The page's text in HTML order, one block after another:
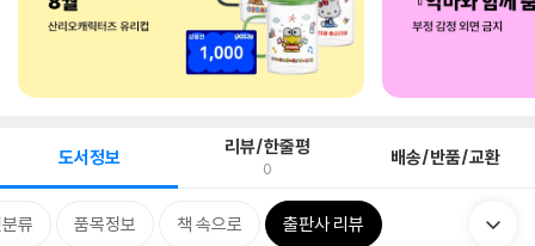
도서정보 리뷰/한줄평
0 배송/반품/교환
류 품목정보 책 속으로 출판사 리뷰